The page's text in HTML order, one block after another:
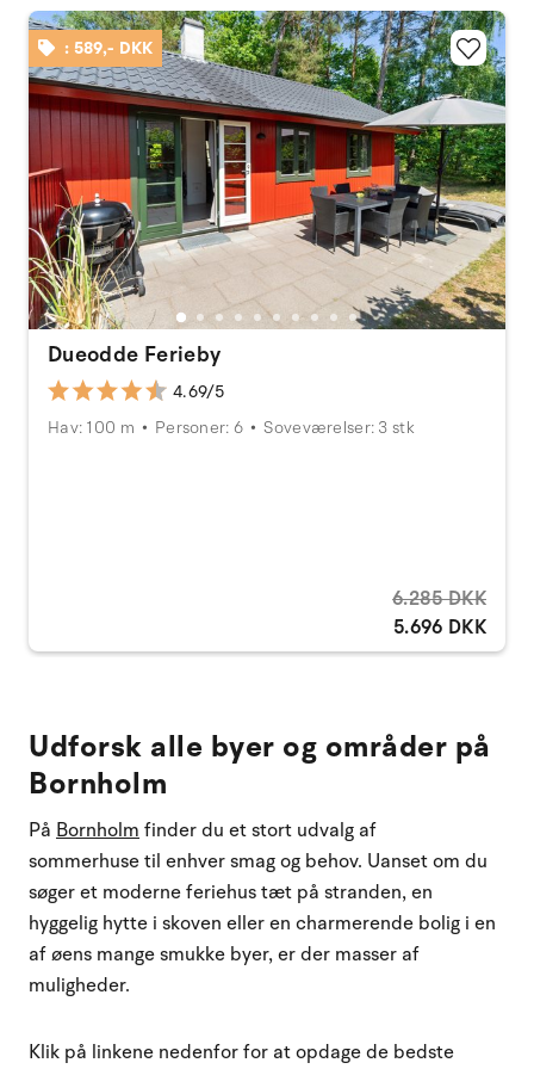
: 589,- DKK
Dueodde Ferieby
4.69/5
Hav: 100 m
Personer: 6 Soveværelser: 3 stk
6.285 DKK
5.696 DKK
Udforsk alle byer og områder på
Bornholm
På Bornholm finder du et stort udvalg af
sommerhusetil enhver smag og behov. Uanset om du
søger et moderne feriehus tæt på stranden, en
hyggelig hytte i skoven eller en charmerende bolig i en
af øens mange smukke byer, er der masser af
muligheder.
Klik på linkene nedenfor for at opdage de bedste